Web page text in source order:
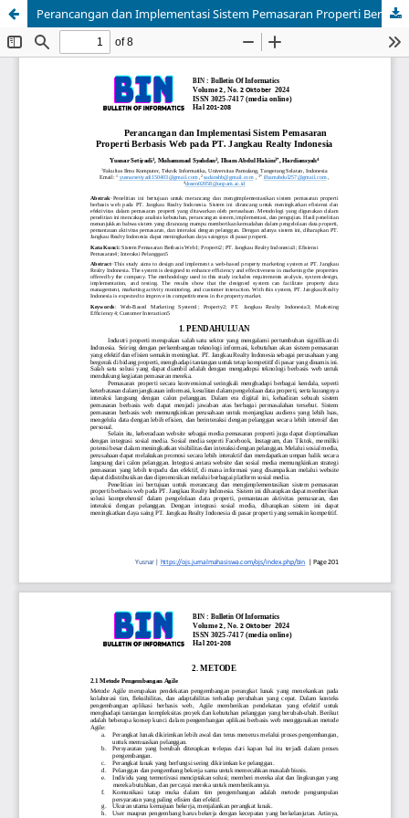
Perancangan dan Implementasi Sistem Pemasaran Properti Berbasis Web pada PT. Jangkau Realty Indonesia